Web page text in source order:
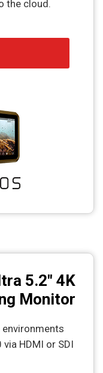
the cloud.
5.2" 4K
Monitor
HDMI or SDI